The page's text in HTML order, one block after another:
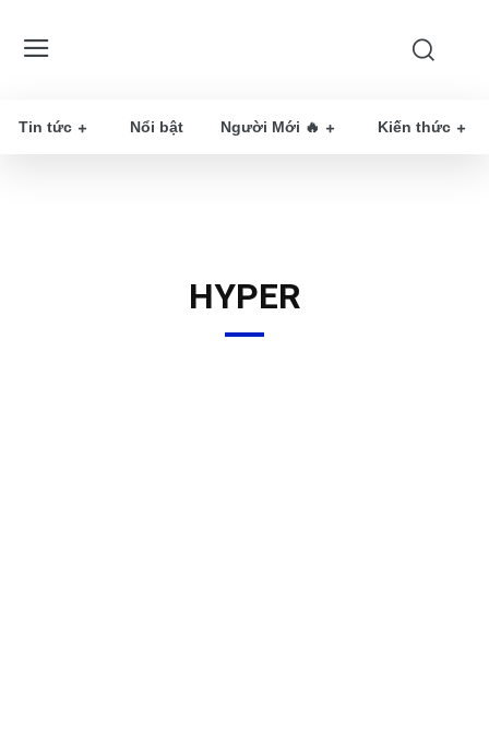
Tin tức Nổi bật Người Mới 🔥 Kiến thức
HYPER